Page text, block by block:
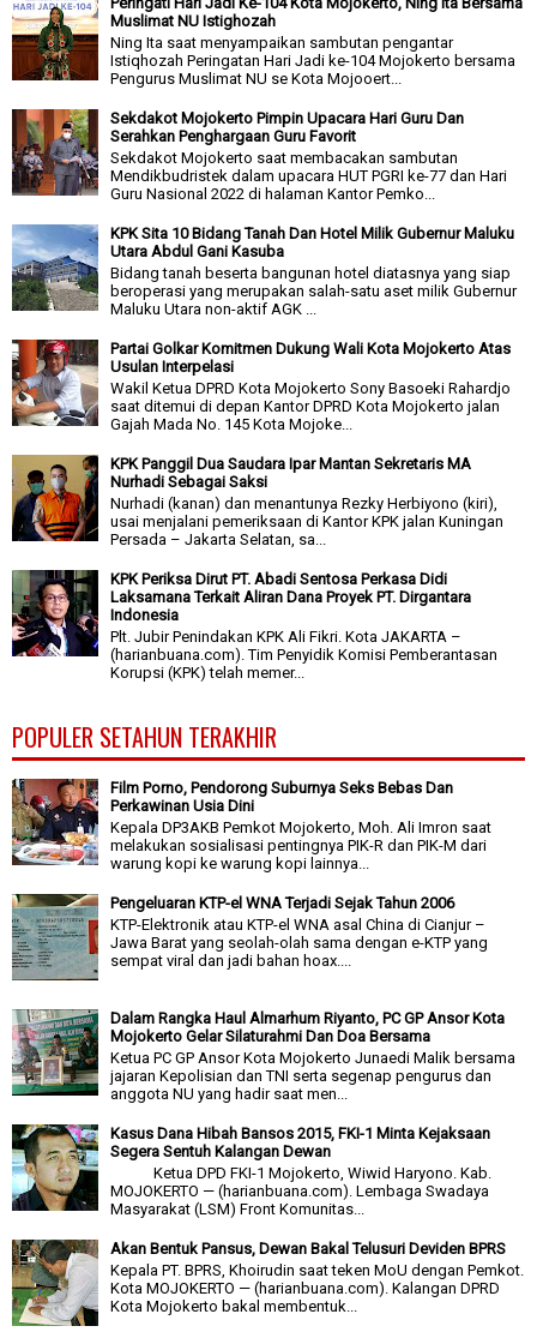
Muslimat NU Istighozah
Ning Ita saat menyampaikan sambutan pengantar
Istiqhozah Peringatan Hari Jadi ke-104 Mojokerto bersama
Pengurus Muslimat NU se Kota Mojooert...
Sekdakot Mojokerto Pimpin Upacara Hari Guru Dan
Serahkan Penghargaan Guru Favorit
Sekdakot Mojokerto saat membacakan sambutan
Mendikbudristek dalam upacara HUT PGRI ke-77 dan Hari
Guru Nasional 2022 di halaman Kantor Pemko...
KPK Sita 10 Bidang Tanah Dan Hotel Milik Gubernur Maluku
Utara Abdul Gani Kasuba
Bidang tanah beserta bangunan hotel diatasnya yang siap
beroperasi yang merupakan salah-satu aset milik Gubernur
Maluku Utara non-aktif AGK ...
Partai Golkar Komitmen Dukung Wali Kota Mojokerto Atas
Usulan Interpelasi
Wakil Ketua DPRD Kota Mojokerto Sony Basoeki Rahardjo
saat ditemui di depan Kantor DPRD Kota Mojokerto jalan
Gajah Mada No. 145 Kota Mojoke...
KPK Panggil Dua Saudara Ipar Mantan Sekretaris MA
Nurhadi Sebagai Saksi
Nurhadi (kanan) dan menantunya Rezky Herbiyono (kiri),
usai menjalani pemeriksaan di Kantor KPK jalan Kuningan
Persada – Jakarta Selatan, sa...
KPK Periksa Dirut PT. Abadi Sentosa Perkasa Didi
Laksamana Terkait Aliran Dana Proyek PT. Dirgantara
Indonesia
Plt. Jubir Penindakan KPK Ali Fikri. Kota JAKARTA –
(harianbuana.com). Tim Penyidik Komisi Pemberantasan
Korupsi (KPK) telah memer...
POPULER SETAHUN TERAKHIR
Film Porno, Pendorong Suburnya Seks Bebas Dan
Perkawinan Usia Dini
Kepala DP3AKB Pemkot Mojokerto, Moh. Ali Imron saat
melakukan sosialisasi pentingnya PIK-R dan PIK-M dari
warung kopi ke warung kopi lainnya...
Pengeluaran KTP-el WNA Terjadi Sejak Tahun 2006
KTP-Elektronik atau KTP-el WNA asal China di Cianjur –
Jawa Barat yang seolah-olah sama dengan e-KTP yang
sempat viral dan jadi bahan hoax....
Dalam Rangka Haul Almarhum Riyanto, PC GP Ansor Kota
Mojokerto Gelar Silaturahmi Dan Doa Bersama
Ketua PC GP Ansor Kota Mojokerto Junaedi Malik bersama
jajaran Kepolisian dan TNI serta segenap pengurus dan
anggota NU yang hadir saat men...
Kasus Dana Hibah Bansos 2015, FKI-1 Minta Kejaksaan
Segera Sentuh Kalangan Dewan
Ketua DPD FKI-1 Mojokerto, Wiwid Haryono. Kab.
MOJOKERTO — (harianbuana.com). Lembaga Swadaya
Masyarakat (LSM) Front Komunitas...
Akan Bentuk Pansus, Dewan Bakal Telusuri Deviden BPRS
Kepala PT. BPRS, Khoirudin saat teken MoU dengan Pemkot.
Kota MOJOKERTO — (harianbuana.com). Kalangan DPRD
Kota Mojokerto bakal membentuk...